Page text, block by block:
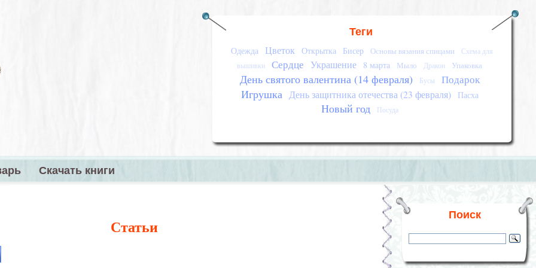
Теги
Одежда Цветок Открытка Бисер Основы вязания спицами
Схема для
вышивки
Сердце Украшение 8 марта Мыло Дракон Упаковка
День святого валентина (14 февраля) Бусы Подарок
Игрушка День защитника отечества (23 февраля) Пасха
Новый год Посуда
Скачать книги
Статьи
Поиск